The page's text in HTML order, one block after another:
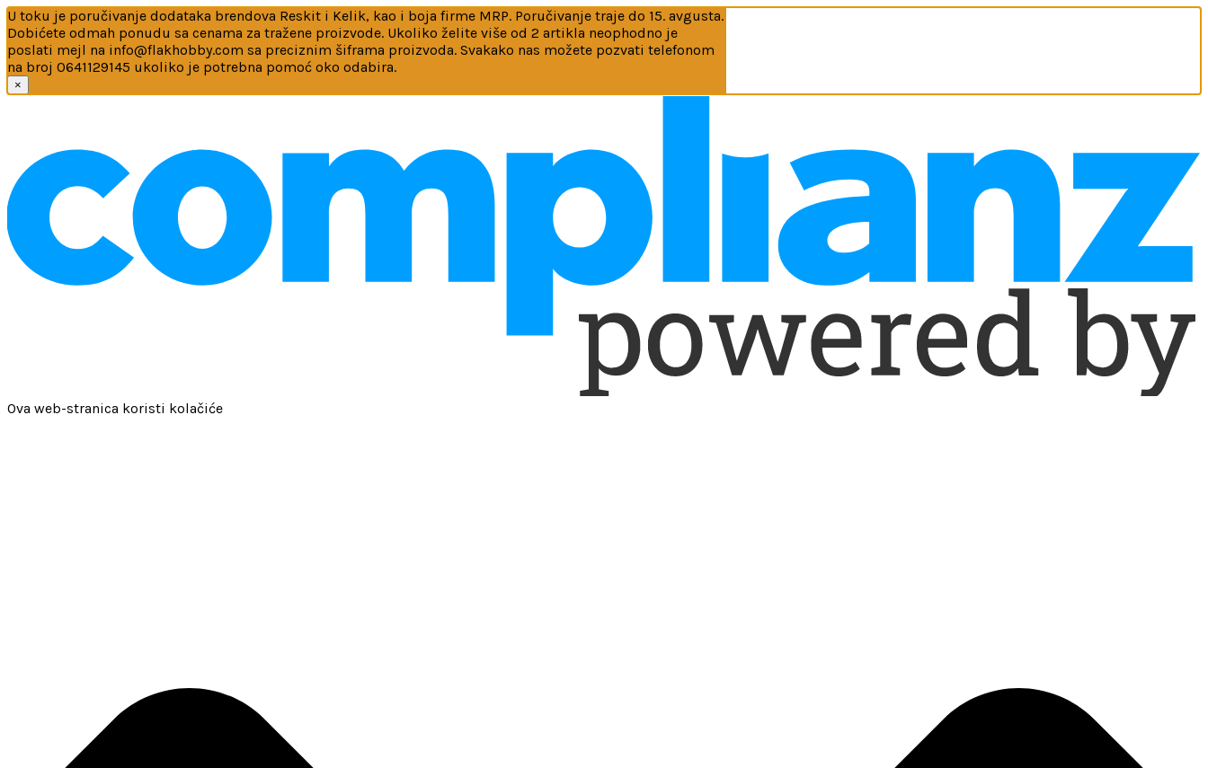
U toku je poručivanje dodataka brendova Reskit i Kelik, kao i boja firme MRP. Poručivanje traje do 15. avgusta.
Dobićete odmah ponudu sa cenama za tražene proizvode. Ukoliko želite više od 2 artikla neophodno je
poslati mejl na info@flakhobby.com sa preciznim šiframa proizvoda. Svakako nas možete pozvati telefonom
na broj 0641129145 ukoliko je potrebna pomoć oko odabira.
×
Ova web-stranica koristi kolačiće